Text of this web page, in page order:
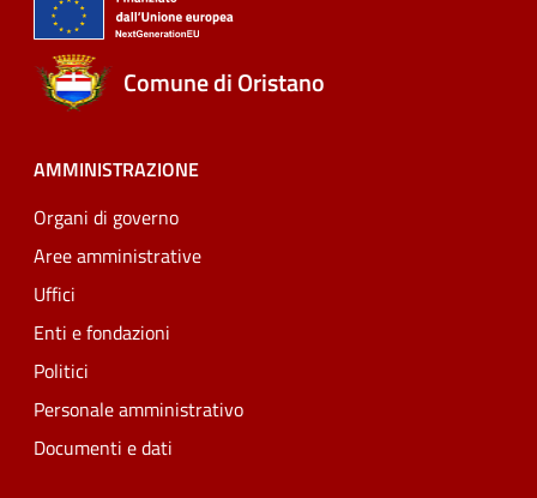
Comune di Oristano
AMMINISTRAZIONE
Organi di governo
Aree amministrative
Uffici
Enti e fondazioni
Politici
Personale amministrativo
Documenti e dati